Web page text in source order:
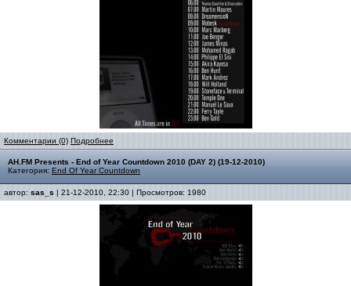
Комментарии (0) Подробнее
AH.FM Presents - End of Year Countdown 2010 (DAY 2) (19-12-2010)
Категория: End Of Year Countdown
автор: sas_s | 21-12-2010, 22:30 | Просмотров: 1980